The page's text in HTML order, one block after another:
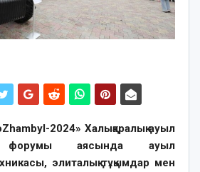
2024» Халықаралық ауыл
форумы аясында ауыл
элиталық тұқымдар мен